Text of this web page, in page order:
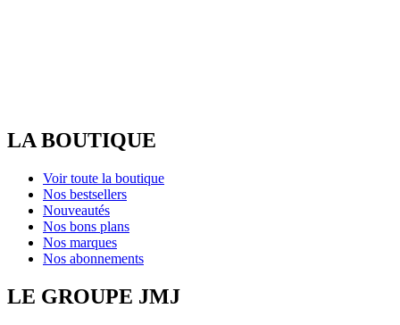
LA BOUTIQUE
Voir toute la boutique
Nos bestsellers
Nouveautés
Nos bons plans
Nos marques
Nos abonnements
LE GROUPE JMJ